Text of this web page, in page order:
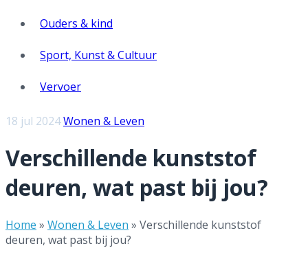
Ouders & kind
Sport, Kunst & Cultuur
Vervoer
18 jul 2024Wonen & Leven
Verschillende kunststof
deuren, wat past bij jou?
Home » Wonen & Leven » Verschillende kunststof
deuren, wat past bij jou?